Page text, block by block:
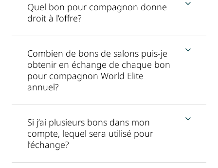
Quel bon pour compagnon donne
droit à l’offre?
Combien de bons de salons puis-je
obtenir en échange de chaque bon
pour compagnon World Elite
annuel?
Si j’ai plusieurs bons dans mon
compte, lequel sera utilisé pour
l’échange?